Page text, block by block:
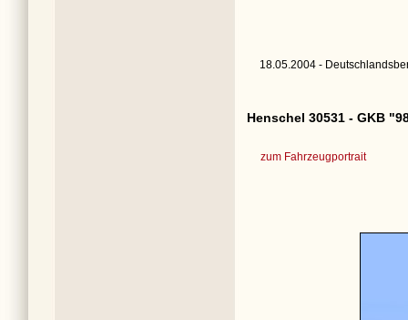
18.05.2004 -
Henschel 30531 - GKB
zum Fahrzeugportrait